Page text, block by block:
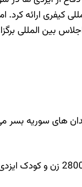
کیفری ارائه
المللی برگزار
سوریه بسر می
و نادیا مراد دختر ایزدی برنده جایزه صلح